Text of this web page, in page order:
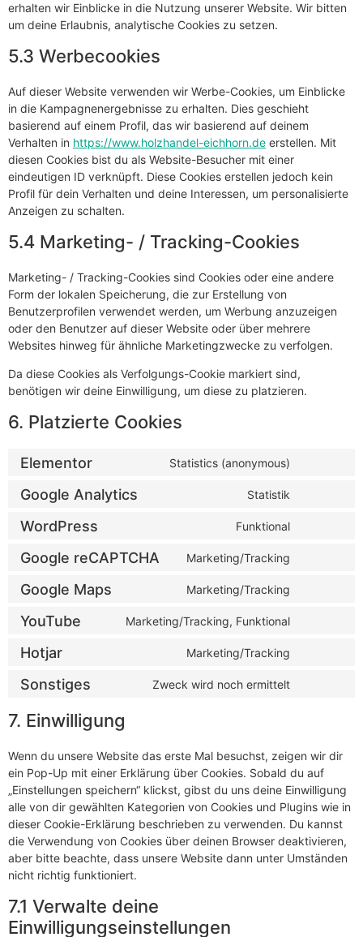
erhalten wir Einblicke in die Nutzung unserer Website. Wir bitten
um deine Erlaubnis, analytische Cookies zu setzen.
5.3 Werbecookies
Auf dieser Website verwenden wir Werbe-Cookies, um Einblicke
in die Kampagnenergebnisse zu erhalten. Dies geschieht
basierend auf einem Profil, das wir basierend auf deinem
Verhalten in https://www.holzhandel-eichhorn.de erstellen. Mit
diesen Cookies bist du als Website-Besucher mit einer
eindeutigen ID verknüpft. Diese Cookies erstellen jedoch kein
Profil für dein Verhalten und deine Interessen, um personalisierte
Anzeigen zu schalten.
5.4 Marketing- / Tracking-Cookies
Marketing- / Tracking-Cookies sind Cookies oder eine andere
Form der lokalen Speicherung, die zur Erstellung von
Benutzerprofilen verwendet werden, um Werbung anzuzeigen
oder den Benutzer auf dieser Website oder über mehrere
Websites hinweg für ähnliche Marketingzwecke zu verfolgen.
Da diese Cookies als Verfolgungs-Cookie markiert sind,
benötigen wir deine Einwilligung, um diese zu platzieren.
6. Platzierte Cookies
Elementor Statistics (anonymous)
Google Analytics Statistik
WordPress Funktional
Google reCAPTCHA Marketing/Tracking
Google Maps Marketing/Tracking
YouTube Marketing/Tracking, Funktional
Hotjar Marketing/Tracking
Sonstiges Zweck wird noch ermittelt
7. Einwilligung
Wenn du unsere Website das erste Mal besuchst, zeigen wir dir
ein Pop-Up mit einer Erklärung über Cookies. Sobald du auf
„Einstellungen speichern“ klickst, gibst du uns deine Einwilligung
alle von dir gewählten Kategorien von Cookies und Plugins wie in
dieser Cookie-Erklärung beschrieben zu verwenden. Du kannst
die Verwendung von Cookies über deinen Browser deaktivieren,
aber bitte beachte, dass unsere Website dann unter Umständen
nicht richtig funktioniert.
7.1 Verwalte deine
Einwilligungseinstellungen